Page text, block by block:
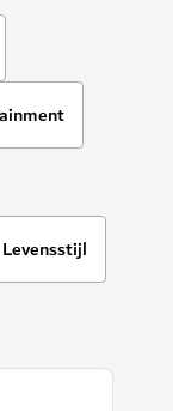
Levensstijl